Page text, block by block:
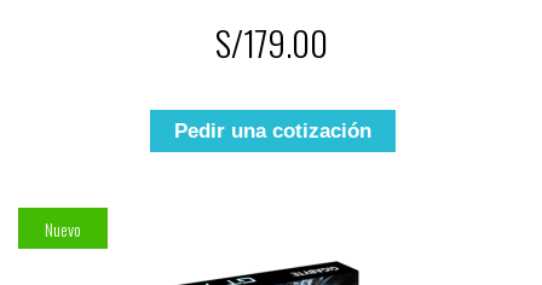
S/179.00
Pedir una cotización
Nuevo